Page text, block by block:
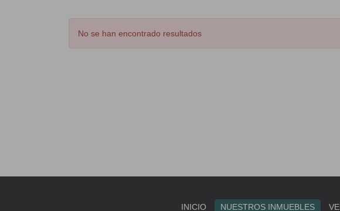
No se han encontrado resultados
INICIO NUESTROS INMUEBLES